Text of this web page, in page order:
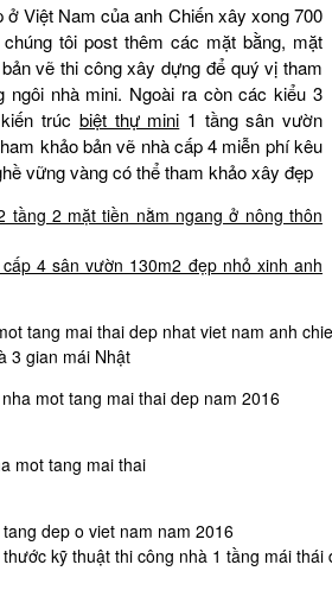
ở Việt Nam của anh Chiến xây xong 700
tôi post thêm các mặt bằng, mặt
vẽ thi công xây dựng để quý vị tham
ngôi nhà mini. Ngoài ra còn các kiểu 3
trúc biệt thự mini 1 tầng sân vườn
khảo bản vẽ nhà cấp 4 miễn phí kêu
vững vàng có thể tham khảo xây đẹp
tầng 2 mặt tiền nằm ngang ở nông thôn
4 sân vườn 130m2 đẹp nhỏ xinh anh
3 gian mái Nhật
kỹ thuật thi công nhà 1 tầng mái